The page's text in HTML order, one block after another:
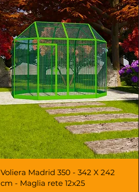
Voliera Madrid 350 - 342 X 242
cm - Maglia rete 12x25